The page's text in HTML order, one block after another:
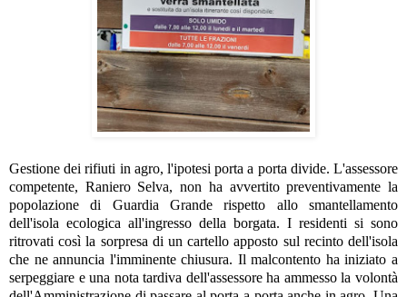
Gestione dei rifiuti in agro, l'ipotesi porta a porta divide. L'assessore
competente, Raniero Selva, non ha avvertito preventivamente la
popolazione di Guardia Grande rispetto allo smantellamento
dell'isola ecologica all'ingresso della borgata. I residenti si sono
ritrovati così la sorpresa di un cartello apposto sul recinto dell'isola
che ne annuncia l'imminente chiusura. Il malcontento ha iniziato a
serpeggiare e una nota tardiva dell'assessore ha ammesso la volontà